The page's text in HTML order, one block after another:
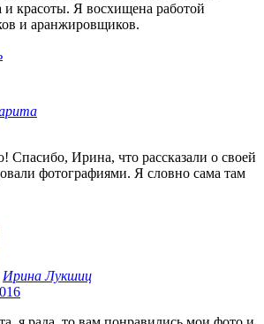
и красоты. Я восхищена работой
и аранжировщиков.
Спасибо, Ирина, что рассказали о своей
фотографиями. Я словно сама там
Ирина Лукшиц